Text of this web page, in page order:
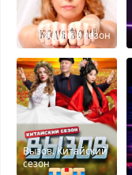
Ждули 2 сезон
Вызов. Китайский
сезон